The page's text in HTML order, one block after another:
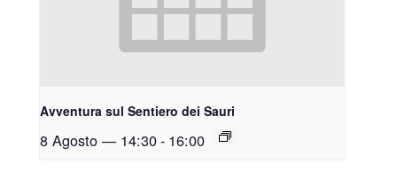
Avventura sul Sentiero dei Sauri
8 Agosto — 14:30- 16:00